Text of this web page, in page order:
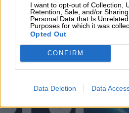
I want to opt-out of Collection,
Retention, Sale, and/or
Personal Data that Is
Purposes for which it was
Opted Out
CONFIRM
Data Deletion Data